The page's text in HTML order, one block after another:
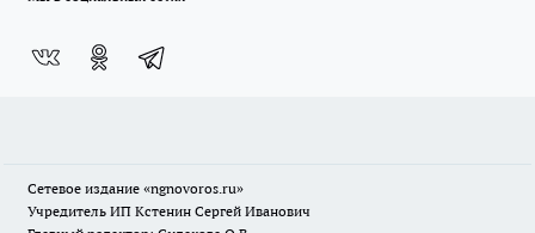
Сетевое издание «ngnovoros.ru»
Учредитель ИП Кстенин Сергей Иванович